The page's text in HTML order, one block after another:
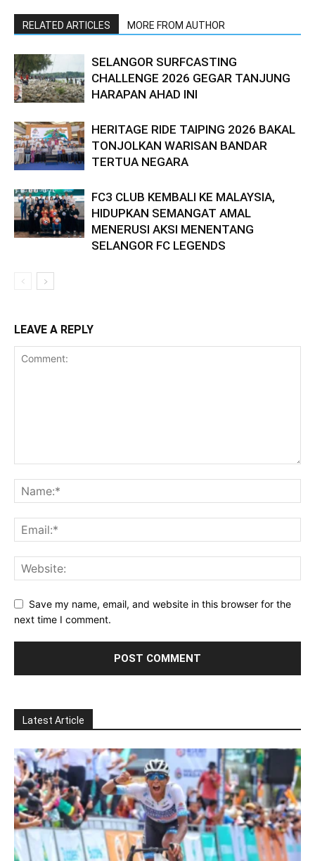
RELATED ARTICLES MORE FROM AUTHOR
SELANGOR SURFCASTING
CHALLENGE 2026 GEGAR TANJUNG
HARAPAN AHAD INI
HERITAGE RIDE TAIPING 2026 BAKAL
TONJOLKAN WARISAN BANDAR
TERTUA NEGARA
FC3 CLUB KEMBALI KE MALAYSIA,
HIDUPKAN SEMANGAT AMAL
MENERUSI AKSI MENENTANG
SELANGOR FC LEGENDS
LEAVE A REPLY
Save my name, email, and website in this browser for the
next time I comment.
Latest Article